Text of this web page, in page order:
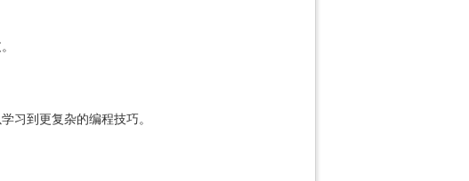
习到更复杂的编程技巧。